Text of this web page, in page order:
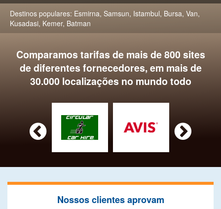
Destinos populares: Esmirna, Samsun, Istambul, Bursa, Van,
Kusadasi, Kemer, Batman
Comparamos tarifas de mais de 800 sites
de diferentes fornecedores, em mais de
30.000 localizações no mundo todo
 
Nossos clientes aprovam